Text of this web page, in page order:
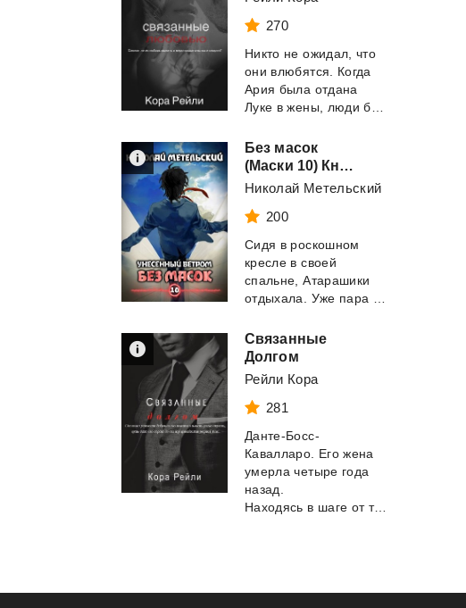
270
Никто не ожидал, что
они влюбятся. Когда
Ария была отдана
Без масок
(Маски 10) Книга десятая
Николай Метельский
200
Сидя в роскошном
кресле в своей
спальне, Атарашики
Связанные
Долгом
Рейли Кора
281
Данте-Босс-
Кавалларо. Его жена
умерла четыре года
назад.
Находясь в шаге от того, чтобы стать самы...